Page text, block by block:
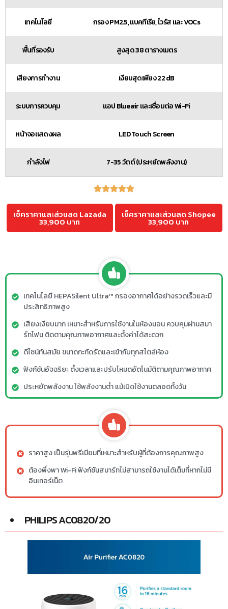
เทคโนโลยี กรอง PM2.5, แบคทีเรีย, ไวรัส และ VOCs
พื้นที่รองรับ สูงสุด 38 ตารางเมตร
เสียงการทำงาน เงียบสุดเพียง 22 dB
ระบบการควบคุม แอป Blueair และเชื่อมต่อ Wi-Fi
หน้าจอแสดงผล LED Touch Screen
กำลังไฟ 7-35 วัตต์ (ประหยัดพลังงาน)
เช็คราคาและส่วนลด Lazada
33,900 บาท
เช็คราคาและส่วนลด Shopee
33,900 บาท
เทคโนโลยี HEPASilent Ultra™ กรองอากาศได้อย่างรวดเร็วและมี
ประสิทธิภาพสูง
เสียงเงียบมาก เหมาะสำหรับการใช้งานในห้องนอน ควบคุมผ่านสมา
ร์ทโฟน ติดตามคุณภาพอากาศและตั้งค่าได้สะดวก
ดีไซน์ทันสมัย ขนาดกะทัดรัดและเข้ากับทุกสไตล์ห้อง
ฟังก์ชันอัจฉริยะ ตั้งเวลาและปรับโหมดอัตโนมัติตามคุณภาพอากาศ
ประหยัดพลังงาน ใช้พลังงานต่ำ แม้เปิดใช้งานตลอดทั้งวัน
ราคาสูง เป็นรุ่นพรีเมียมที่เหมาะสำหรับผู้ที่ต้องการคุณภาพสูง
ต้องพึ่งพา Wi-Fi ฟังก์ชันสมาร์ทไม่สามารถใช้งานได้เต็มที่หากไม่มี
อินเทอร์เน็ต
PHILIPS AC0820/20